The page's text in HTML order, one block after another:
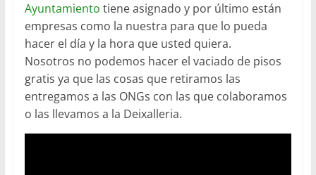
Ayuntamiento tiene asignado y por último están
empresas como la nuestra para que lo pueda
hacer el día y la hora que usted quiera.
Nosotros no podemos hacer el vaciado de pisos
gratis ya que las cosas que retiramos las
entregamos a las ONGs con las que colaboramos
o las llevamos a la Deixalleria.